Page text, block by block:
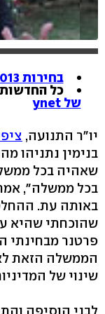
בחירות 2013
כל
של ynet
יו"ר התנועה,
בנימין נתניהו
שאהיה בכל
בכל ממשלה",
באותה עת.
שהוכחתי שהיא
פרטנר מבחינתי
הממשלה הזאת
שינוי של
לבני הוסיפה